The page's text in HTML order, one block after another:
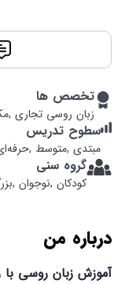
تخصص ها
زبان روسی تجاری ,
سطوح تدریس
مبتدی ,متوسط ,
گروه سنی
کودکان ,نوجوان ,
درباره من
آموزش زبان روسی با